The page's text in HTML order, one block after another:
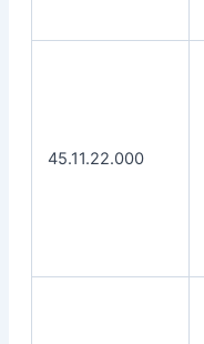
45.11.22.000